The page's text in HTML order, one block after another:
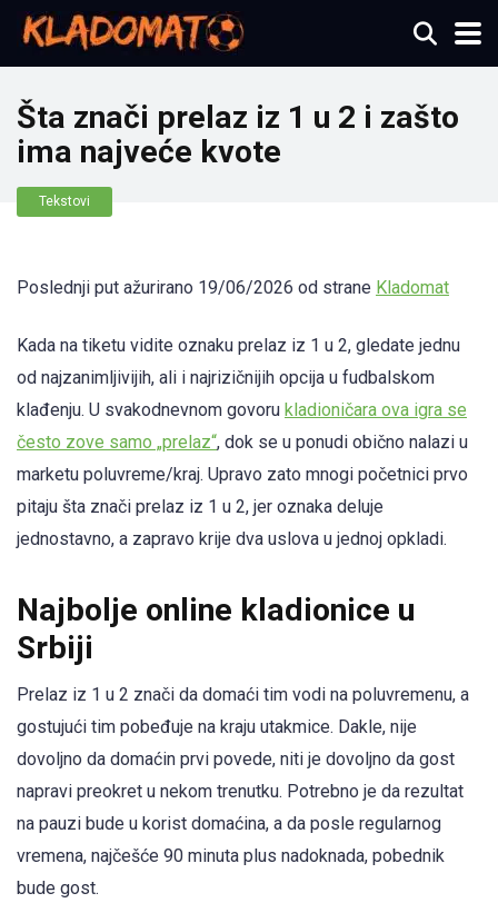
Šta znači prelaz iz 1 u 2 i zašto
ima najveće kvote
Tekstovi
Poslednji put ažurirano 19/06/2026 od strane Kladomat
Kada na tiketu vidite oznaku prelaz iz 1 u 2, gledate jednu
od najzanimljivijih, ali i najrizičnijih opcija u fudbalskom
klađenju. U svakodnevnom govoru kladioničara ova igra se
često zove samo „prelaz“, dok se u ponudi obično nalazi u
marketu poluvreme/kraj. Upravo zato mnogi početnici prvo
pitaju šta znači prelaz iz 1 u 2, jer oznaka deluje
jednostavno, a zapravo krije dva uslova u jednoj opkladi.
Najbolje online kladionice u
Srbiji
Prelaz iz 1 u 2 znači da domaći tim vodi na poluvremenu, a
gostujući tim pobeđuje na kraju utakmice. Dakle, nije
dovoljno da domaćin prvi povede, niti je dovoljno da gost
napravi preokret u nekom trenutku. Potrebno je da rezultat
na pauzi bude u korist domaćina, a da posle regularnog
vremena, najčešće 90 minuta plus nadoknada, pobednik
bude gost.